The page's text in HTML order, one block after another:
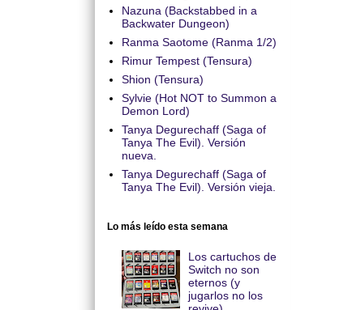
Nazuna (Backstabbed in a
Backwater Dungeon)
Ranma Saotome (Ranma 1/2)
Rimur Tempest (Tensura)
Shion (Tensura)
Sylvie (Hot NOT to Summon a
Demon Lord)
Tanya Degurechaff (Saga of
Tanya The Evil). Versión
nueva.
Tanya Degurechaff (Saga of
Tanya The Evil). Versión vieja.
Lo más leído esta semana
Los cartuchos de
Switch no son
eternos (y
jugarlos no los